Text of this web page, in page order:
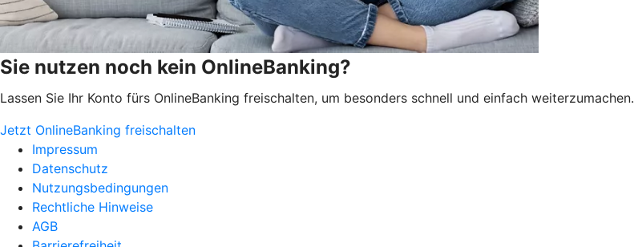
Sie nutzen noch kein OnlineBanking?
Lassen Sie Ihr Konto fürs OnlineBanking freischalten, um besonders schnell und einfach weiterzumachen.
Jetzt OnlineBanking freischalten
Impressum
Datenschutz
Nutzungsbedingungen
Rechtliche Hinweise
AGB